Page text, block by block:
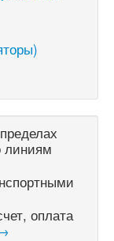
линиям
оплата